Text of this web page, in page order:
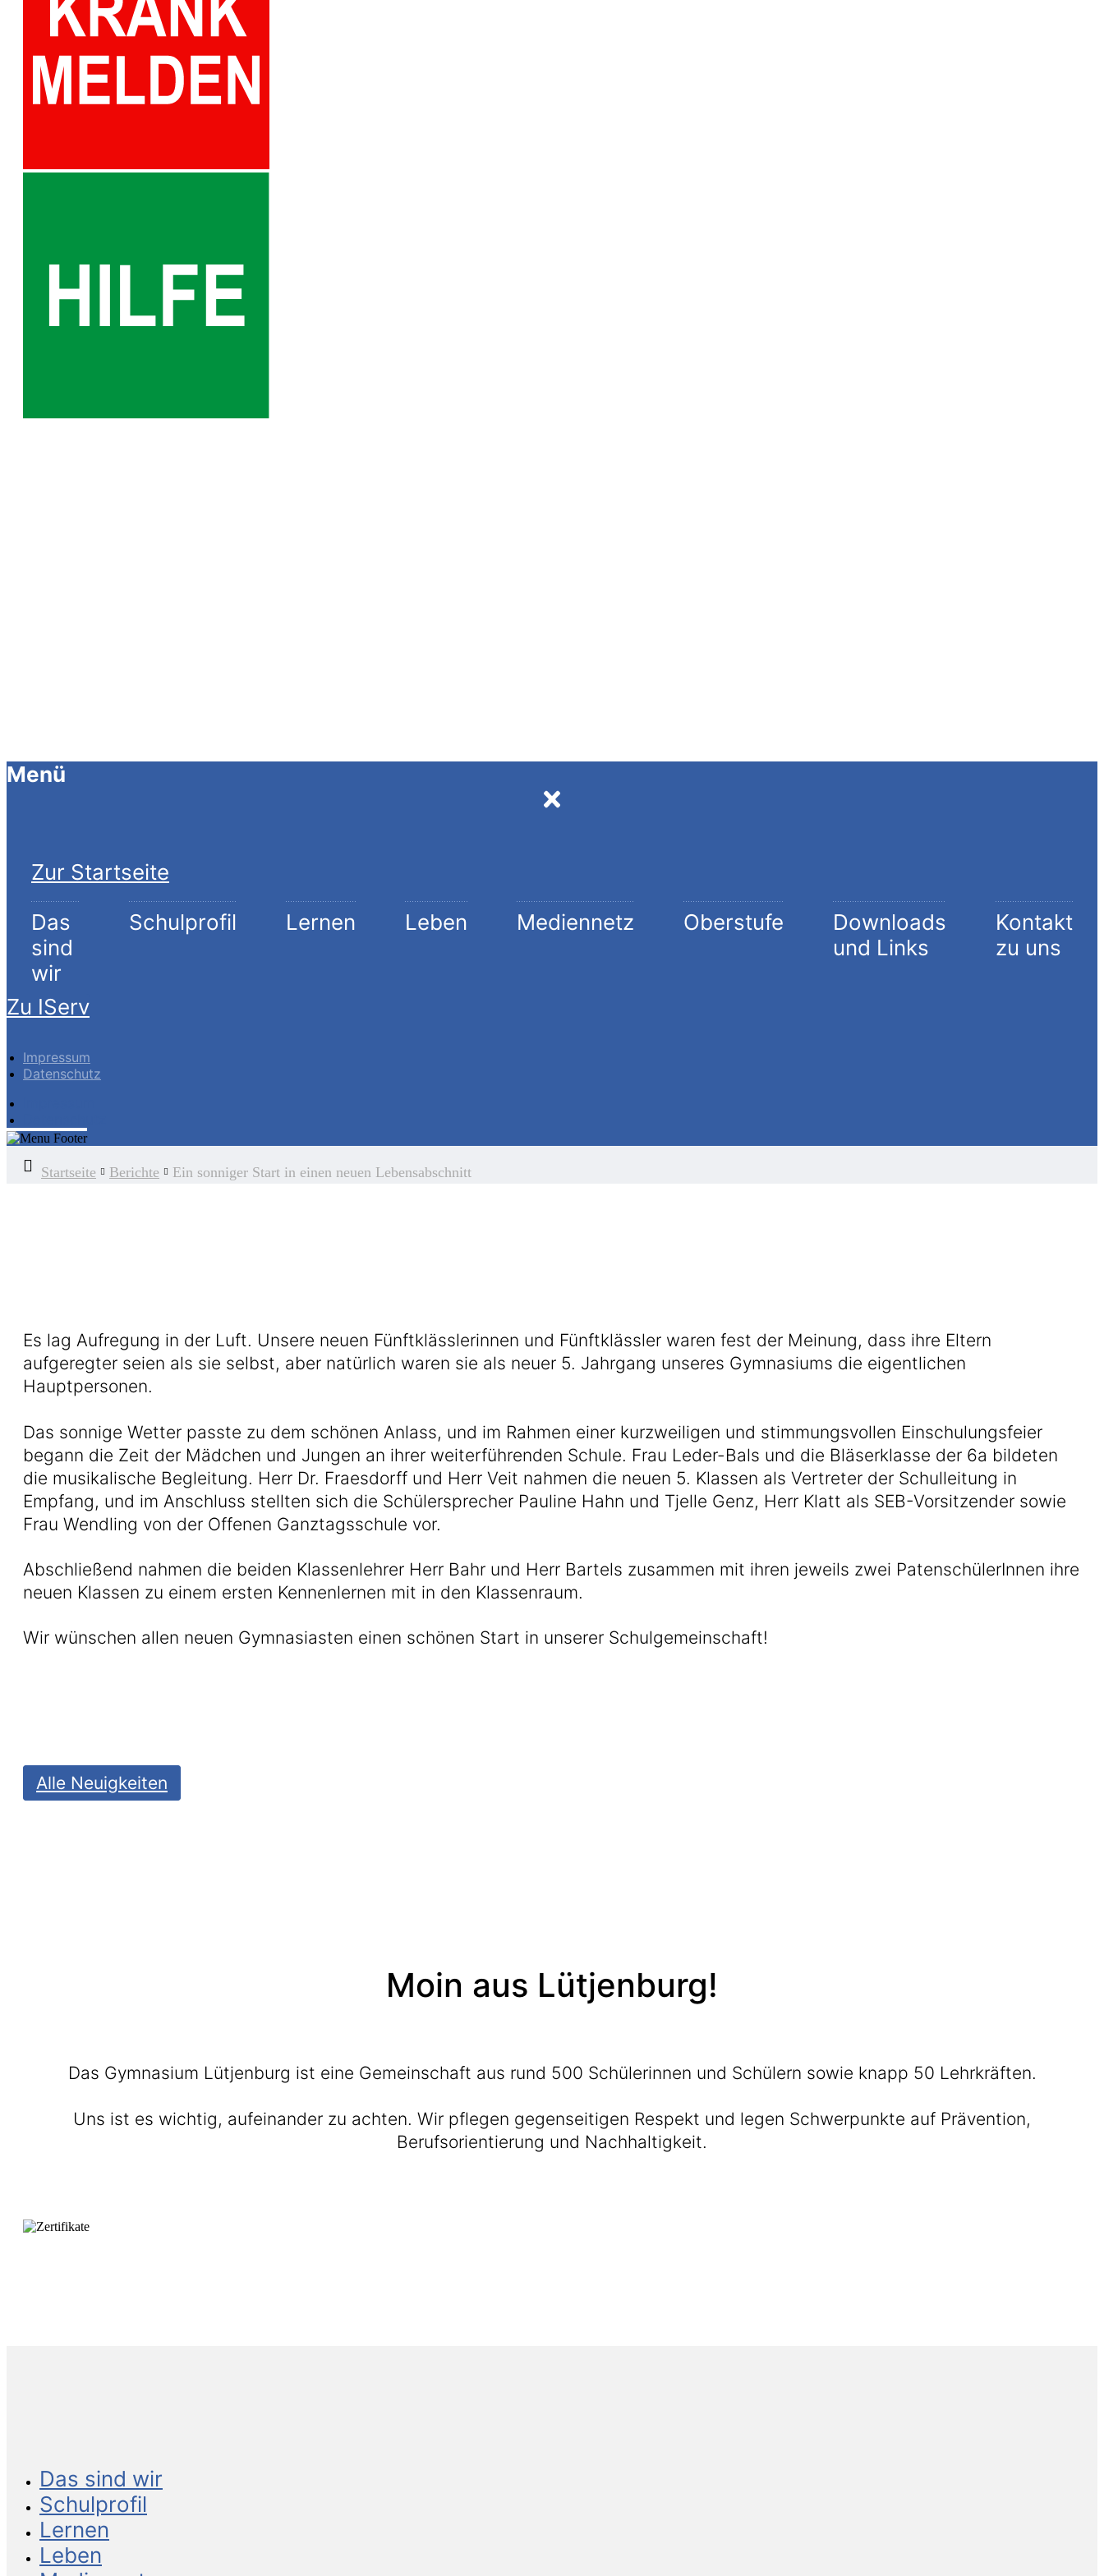
Menü
Zur Startseite
Das
sind
wir
Schulprofil Lernen Leben Mediennetz Oberstufe
Downloads
und Links
Kontakt
zu uns
Zu IServ
Impressum
Datenschutz
Startseite Berichte Ein sonniger Start in einen neuen Lebensabschnitt
Es lag Aufregung in der Luft. Unsere neuen Fünftklässlerinnen und Fünftklässler waren fest der Meinung, dass ihre Eltern
aufgeregter seien als sie selbst, aber natürlich waren sie als neuer 5. Jahrgang unseres Gymnasiums die eigentlichen
Hauptpersonen.
Das sonnige Wetter passte zu dem schönen Anlass, und im Rahmen einer kurzweiligen und stimmungsvollen Einschulungsfeier
begann die Zeit der Mädchen und Jungen an ihrer weiterführenden Schule. Frau Leder-Bals und die Bläserklasse der 6a bildeten
die musikalische Begleitung. Herr Dr. Fraesdorff und Herr Veit nahmen die neuen 5. Klassen als Vertreter der Schulleitung in
Empfang, und im Anschluss stellten sich die Schülersprecher Pauline Hahn und Tjelle Genz, Herr Klatt als SEB-Vorsitzender sowie
Frau Wendling von der Offenen Ganztagsschule vor.
Abschließend nahmen die beiden Klassenlehrer Herr Bahr und Herr Bartels zusammen mit ihren jeweils zwei PatenschülerInnen ihre
neuen Klassen zu einem ersten Kennenlernen mit in den Klassenraum.
Wir wünschen allen neuen Gymnasiasten einen schönen Start in unserer Schulgemeinschaft!
Alle Neuigkeiten
Moin aus Lütjenburg!
Das Gymnasium Lütjenburg ist eine Gemeinschaft aus rund 500 Schülerinnen und Schülern sowie knapp 50 Lehrkräften.
Uns ist es wichtig, aufeinander zu achten. Wir pflegen gegenseitigen Respekt und legen Schwerpunkte auf Prävention,
Berufsorientierung und Nachhaltigkeit.
Das sind wir
Schulprofil
Lernen
Leben